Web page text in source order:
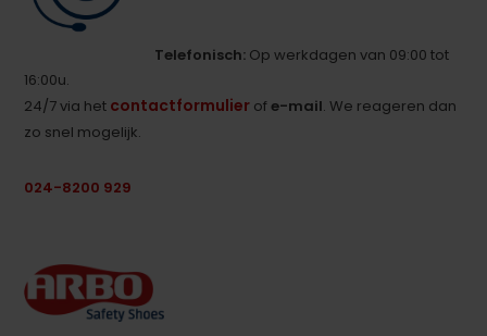
Telefonisch: Op werkdagen van 09:00 tot
16:00u.
24/7 via het contactformulier ofe-mail. We reageren dan
zo snel mogelijk.
024-8200 929